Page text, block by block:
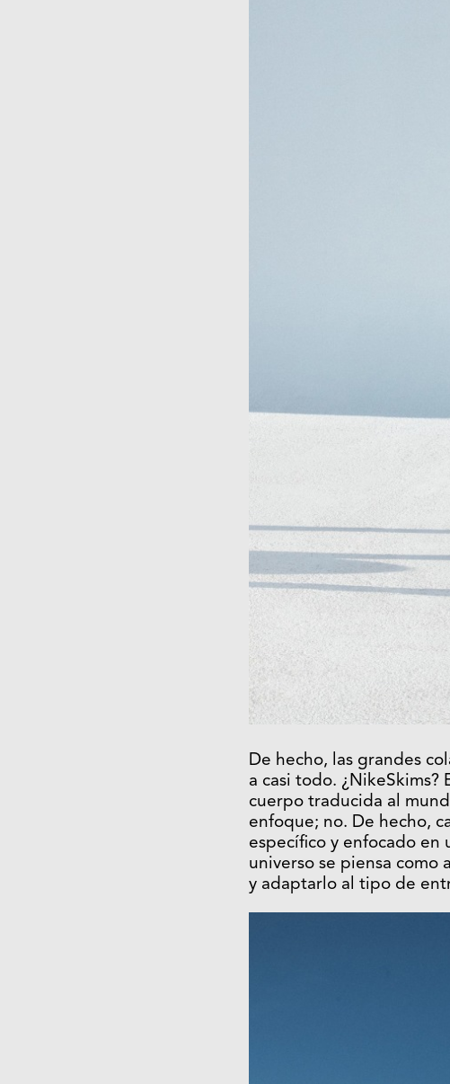
De hecho, las grandes
a casi todo.
cuerpo traducida al
enfoque; no. De hecho,
específico y enfocado
universo se piensa
y adaptarlo al tipo de